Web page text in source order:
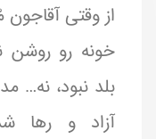
از وقتی
خونه رو روشن
بلد نبود، نه…
آزاد و رها